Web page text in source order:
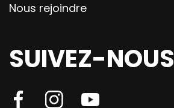
Nous rejoindre
SUIVEZ-NOUS